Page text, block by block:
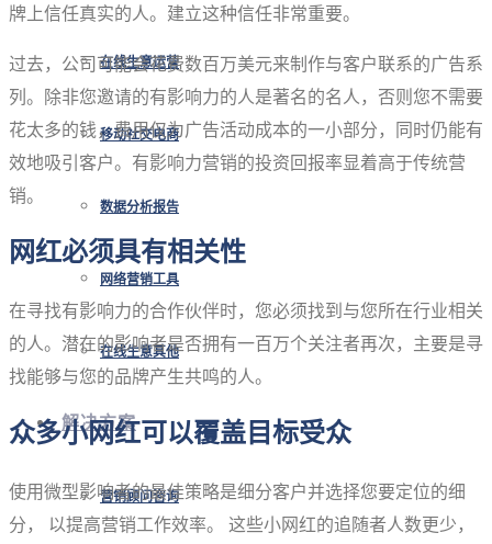
在线生意运营
移动社交电商
数据分析报告
网络营销工具
在线生意其他
解决方案
营销顾问咨询
牌上信任真实的人。建立这种信任非常重要。
过去，公司可能会花费数百万美元来制作与客户联系的广告系
列。除非您邀请的有影响力的人是著名的名人，否则您不需要
花太多的钱，费用仅为广告活动成本的一小部分，同时仍能有
效地吸引客户。有影响力营销的投资回报率显着高于传统营
销。
网红必须具有相关性
在寻找有影响力的合作伙伴时，您必须找到与您所在行业相关
的人。潜在的影响者是否拥有一百万个关注者再次，主要是寻
找能够与您的品牌产生共鸣的人。
众多小网红可以覆盖目标受众
使用微型影响者的最佳策略是细分客户并选择您要定位的细
分， 以提高营销工作效率。 这些小网红的追随者人数更少，